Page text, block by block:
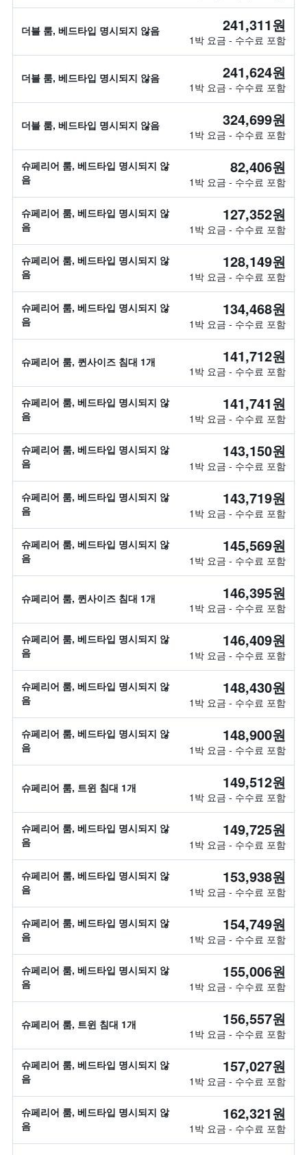
더블 룸, 베드타입 명시되지 않음 241,311원
1박 요금 - 수수료 포함
더블 룸, 베드타입 명시되지 않음 241,624원
1박 요금 - 수수료 포함
더블 룸, 베드타입 명시되지 않음 324,699원
1박 요금 - 수수료 포함
슈페리어 룸, 베드타입 명시되지 않
음
82,406원
1박 요금 - 수수료 포함
슈페리어 룸, 베드타입 명시되지 않
음
127,352원
1박 요금 - 수수료 포함
슈페리어 룸, 베드타입 명시되지 않
음
128,149원
1박 요금 - 수수료 포함
슈페리어 룸, 베드타입 명시되지 않
음
134,468원
1박 요금 - 수수료 포함
슈페리어 룸, 퀸사이즈 침대 1개 141,712원
1박 요금 - 수수료 포함
슈페리어 룸, 베드타입 명시되지 않
음
141,741원
1박 요금 - 수수료 포함
슈페리어 룸, 베드타입 명시되지 않
음
143,150원
1박 요금 - 수수료 포함
슈페리어 룸, 베드타입 명시되지 않
음
143,719원
1박 요금 - 수수료 포함
슈페리어 룸, 베드타입 명시되지 않
음
145,569원
1박 요금 - 수수료 포함
슈페리어 룸, 퀸사이즈 침대 1개 146,395원
1박 요금 - 수수료 포함
슈페리어 룸, 베드타입 명시되지 않
음
146,409원
1박 요금 - 수수료 포함
슈페리어 룸, 베드타입 명시되지 않
음
148,430원
1박 요금 - 수수료 포함
슈페리어 룸, 베드타입 명시되지 않
음
148,900원
1박 요금 - 수수료 포함
슈페리어 룸, 트윈 침대 1개 149,512원
1박 요금 - 수수료 포함
슈페리어 룸, 베드타입 명시되지 않
음
149,725원
1박 요금 - 수수료 포함
슈페리어 룸, 베드타입 명시되지 않
음
153,938원
1박 요금 - 수수료 포함
슈페리어 룸, 베드타입 명시되지 않
음
154,749원
1박 요금 - 수수료 포함
슈페리어 룸, 베드타입 명시되지 않
음
155,006원
1박 요금 - 수수료 포함
슈페리어 룸, 트윈 침대 1개 156,557원
1박 요금 - 수수료 포함
슈페리어 룸, 베드타입 명시되지 않
음
157,027원
1박 요금 - 수수료 포함
슈페리어 룸, 베드타입 명시되지 않
음
162,321원
1박 요금 - 수수료 포함